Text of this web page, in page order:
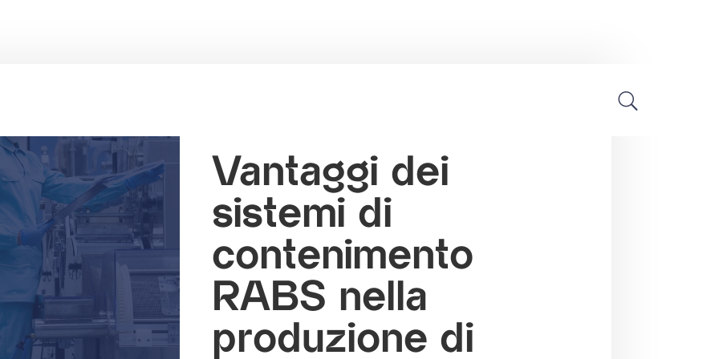
Vantaggi dei
sistemi di
contenimento
RABS nella
produzione di